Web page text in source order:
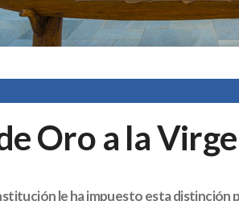
Oro a la
le ha impuesto esta distinción